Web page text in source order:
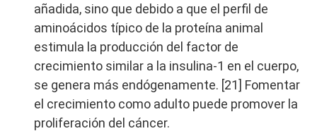
añadida, sino que debido a que el perfil de
aminoácidos típico de la proteína animal
estimula la producción del factor de
crecimiento similar a la insulina-1 en el cuerpo,
se genera más endógenamente. [21] Fomentar
el crecimiento como adulto puede promover la
proliferación del cáncer.